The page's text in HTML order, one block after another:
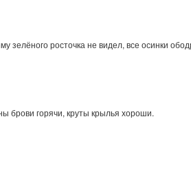
росточка не видел, все осинки
брови горячи, круты крылья хороши.